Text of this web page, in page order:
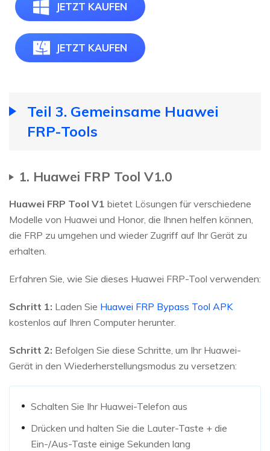
JETZT KAUFEN
JETZT KAUFEN
Teil 3. Gemeinsame Huawei
FRP-Tools
1. Huawei FRP Tool V1.0
Huawei FRP Tool V1 bietet Lösungen für verschiedene
Modelle von Huawei und Honor, die Ihnen helfen können,
die FRP zu umgehen und wieder Zugriff auf Ihr Gerät zu
erhalten.
Erfahren Sie, wie Sie dieses Huawei FRP-Tool verwenden:
Schritt 1: Laden Sie Huawei FRP Bypass Tool APK
kostenlos auf Ihren Computer herunter.
Schritt 2: Befolgen Sie diese Schritte, um Ihr Huawei-
Gerät in den Wiederherstellungsmodus zu versetzen:
Schalten Sie Ihr Huawei-Telefon aus
Drücken und halten Sie die Lauter-Taste + die
Ein-/Aus-Taste einige Sekunden lang